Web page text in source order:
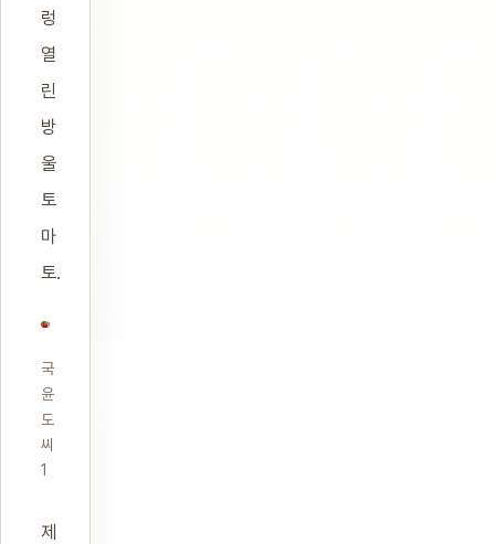
렁
열
린
방
울
토
마
토.
국
윤
도
씨
1
제